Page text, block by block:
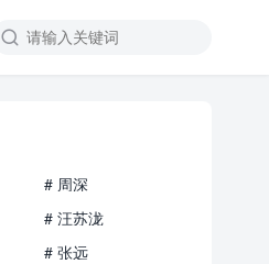

# 周深
# 汪苏泷
# 张远